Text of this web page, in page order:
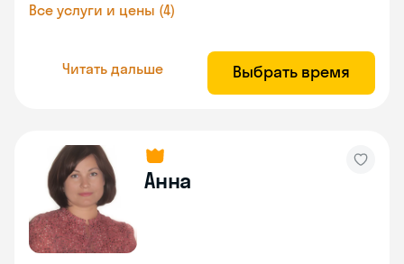
Все услуги и цены (4)
Читать дальше Выбрать время
Анна